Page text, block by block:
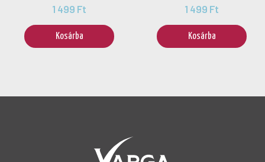
1 499 Ft
Kosárba
1 499 Ft
Kosárba